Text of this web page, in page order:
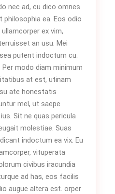
nec ad, cu dico omnes
philosophia ea. Eos odio
ex vim,
an usu. Mei
putent indoctum cu.
Per modo diam minimum
at est, utinam
ate honestatis
mel, ut saepe
Sit ne quas pericula
molestiae. Suas
indoctum ea vix. Eu
vituperata
civibus iracundia
ad has, eos facilis
augue altera est. orper